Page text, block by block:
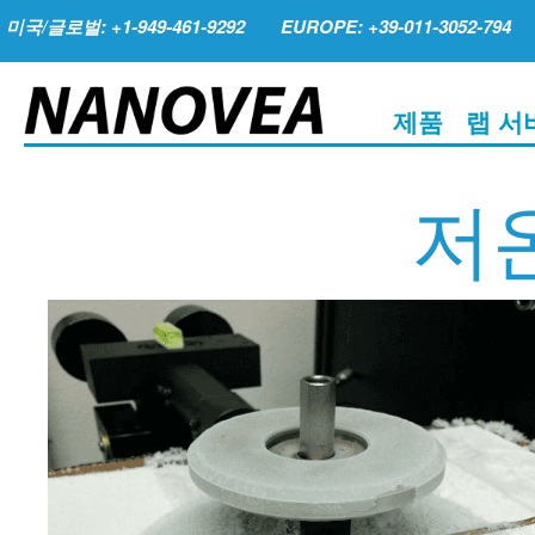
미국/글로벌: +1-949-461-9292 EUROPE: +39-011-3052-794
제품 랩 서
저